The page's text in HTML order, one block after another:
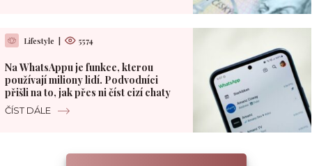
Lifestyle 5574
Na WhatsAppu je funkce, kterou
používají miliony lidí. Podvodníci
přišli na to, jak přes ni číst cizí chaty
ČÍST DÁLE